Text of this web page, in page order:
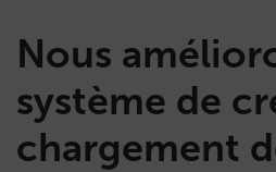
Nous
système de
chargement